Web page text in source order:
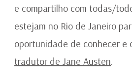
e compartilho com todas/
estejam no Rio de Janeiro
oportunidade de conhecer e
tradutor de Jane Austen.